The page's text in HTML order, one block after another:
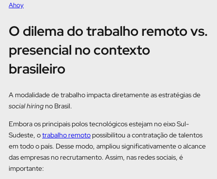
Ahoy
O dilema do trabalho remoto vs.
presencial no contexto
brasileiro
A modalidade de trabalho impacta diretamente as estratégias de
social hiringno Brasil.
Embora os principais polos tecnológicos estejam no eixo Sul-
Sudeste, otrabalho remotopossibilitou a contratação de talentos
em todo o país. Desse modo, ampliou significativamente o alcance
das empresas no recrutamento. Assim, nas redes sociais, é
importante: